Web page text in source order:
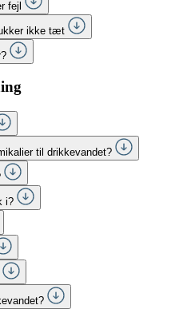
fejl
ikke tæt
til drikkevandet?
i?